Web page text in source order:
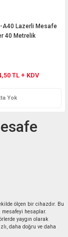
A40 Lazerli Mesafe
40 Metrelik
TL + KDV
Yok
ölçen bir cihazdır. Bu
mesafeyi hesaplar.
yaygın olarak
daha doğru ve daha